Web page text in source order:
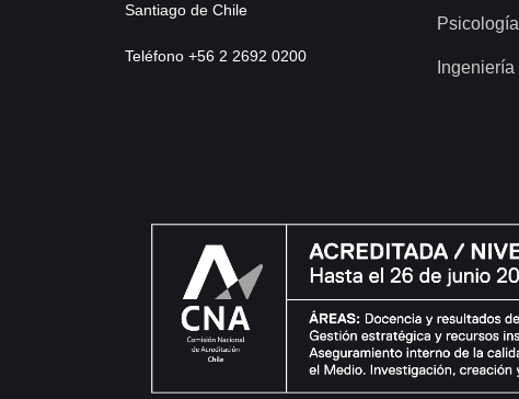
Santiago de Chile
Teléfono +56 2 2692 0200
Psicología
Ingeniería